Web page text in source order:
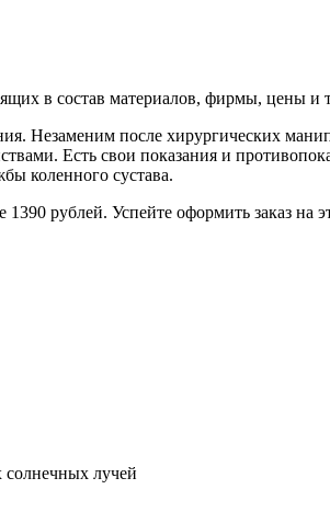
в состав материалов, фирмы, цены и
Незаменим после хирургических
Есть свои показания и
коленного сустава.
рублей. Успейте оформить заказ на
солнечных лучей